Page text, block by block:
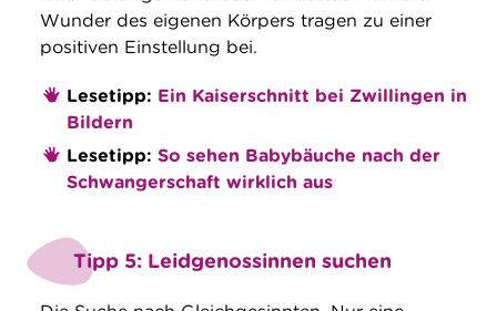
Wunder des eigenen Körpers tragen zu einer
positiven Einstellung bei.
Lesetipp: Ein Kaiserschnitt bei Zwillingen in
Bildern
Lesetipp: So sehen Babybäuche nach der
Schwangerschaft wirklich aus
Tipp 5: Leidgenossinnen suchen